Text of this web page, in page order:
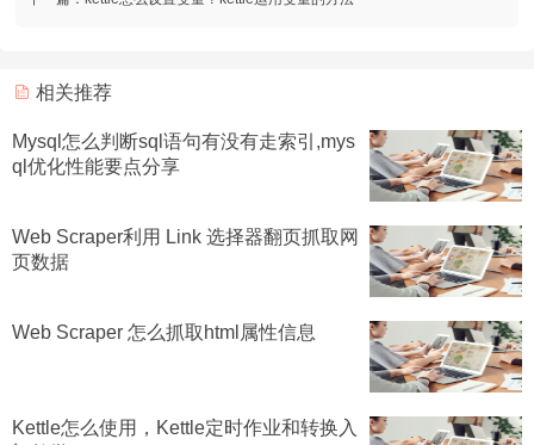
相关推荐
Mysql怎么判断sql语句有没有走索引,mys
ql优化性能要点分享
Web Scraper利用 Link 选择器翻页抓取网
页数据
Web Scraper 怎么抓取html属性信息
Kettle怎么使用，Kettle定时作业和转换入